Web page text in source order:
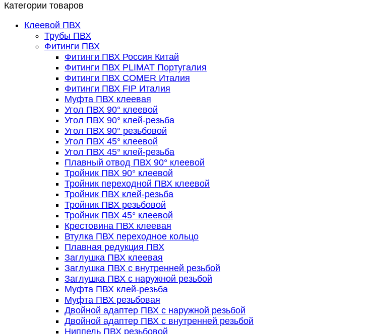
Категории товаров
Клеевой ПВХ
Трубы ПВХ
Фитинги ПВХ
Фитинги ПВХ Россия Китай
Фитинги ПВХ PLIMAT Португалия
Фитинги ПВХ COMER Италия
Фитинги ПВХ FIP Италия
Муфта ПВХ клеевая
Угол ПВХ 90° клеевой
Угол ПВХ 90° клей-резьба
Угол ПВХ 90° резьбовой
Угол ПВХ 45° клеевой
Угол ПВХ 45° клей-резьба
Плавный отвод ПВХ 90° клеевой
Тройник ПВХ 90° клеевой
Тройник переходной ПВХ клеевой
Тройник ПВХ клей-резьба
Тройник ПВХ резьбовой
Тройник ПВХ 45° клеевой
Крестовина ПВХ клеевая
Втулка ПВХ переходное кольцо
Плавная редукция ПВХ
Заглушка ПВХ клеевая
Заглушка ПВХ с внутренней резьбой
Заглушка ПВХ с наружной резьбой
Муфта ПВХ клей-резьба
Муфта ПВХ резьбовая
Двойной адаптер ПВХ с наружной резьбой
Двойной адаптер ПВХ с внутренней резьбой
Ниппель ПВХ резьбовой